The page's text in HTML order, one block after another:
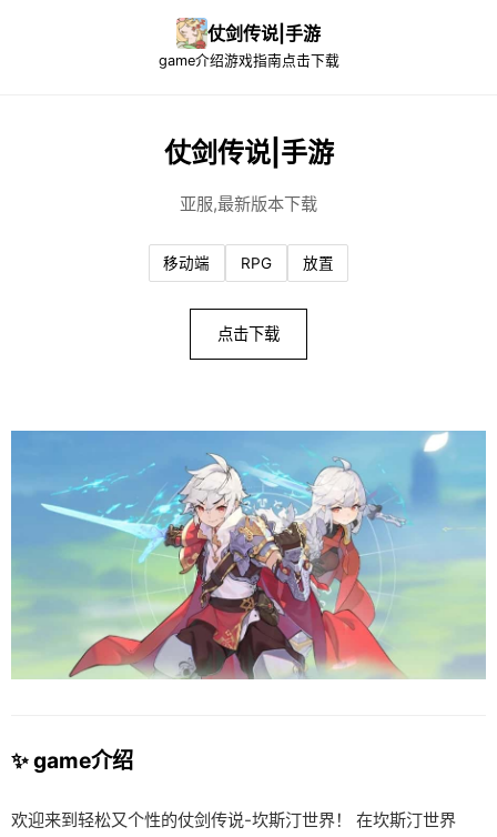
仗剑传说|手游
game介绍游戏指南点击下载
仗剑传说|手游
亚服,最新版本下载
移动端 RPG 放置
点击下载
✨ game介绍
欢迎来到轻松又个性的仗剑传说-坎斯汀世界！ 在坎斯汀世界